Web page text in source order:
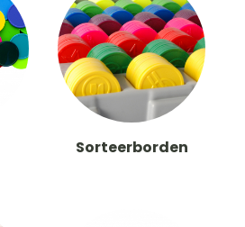
Sorteerborden